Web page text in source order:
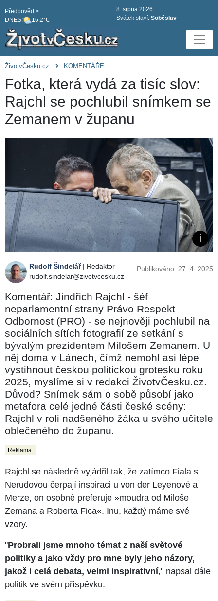
DNES: 16.2°C
Předpověd >
8. srpna 2026
Svátek slaví: Soběslav
ŽivotvČesku.cz KOMENTÁŘE
Fotka, která vydá za tisíc slov:
Rajchl se pochlubil snímkem se
Zemanem v županu
Rudolf Šindelář| Redaktor
rudolf.sindelar@zivotvcesku.cz
Publikováno: 27. 4. 2025
Komentář: Jindřich Rajchl - šéf
neparlamentní strany Právo Respekt
Odbornost (PRO) - se nejnověji pochlubil na
sociálních sítích fotografií ze setkání s
bývalým prezidentem Milošem Zemanem. U
něj doma v Lánech, čímž nemohl asi lépe
vystihnout českou politickou grotesku roku
2025, myslíme si v redakci ŽivotvČesku.cz.
Důvod? Snímek sám o sobě působí jako
metafora celé jedné části české scény:
Rajchl v roli nadšeného žáka u svého učitele
oblečeného do županu.
Reklama:
Rajchl se následně vyjádřil tak, že zatímco Fiala s
Nerudovou čerpají inspiraci u von der Leyenové a
Merze, on osobně preferuje »moudra od Miloše
Zemana a Roberta Fica«. Inu, každý máme své
vzory.
"Probrali jsme mnoho témat z naší světové
politiky a jako vždy pro mne byly jeho názory,
jakož i celá debata, velmi inspirativní," napsal dále
politik ve svém příspěvku.